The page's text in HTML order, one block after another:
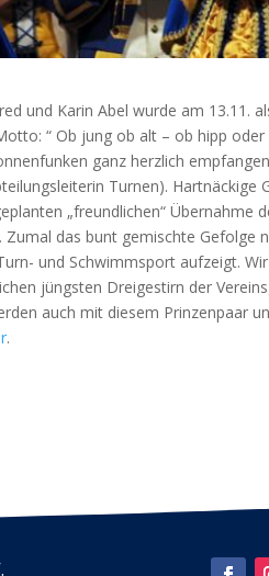
und Karin Abel wurde am 13.11.
“ Ob jung ob alt – ob hipp
ganz herzlich
Turnen). Hartnäckige
„freundlichen“ Übernahme
das bunt gemischte Gefolge
und Schwimmsport aufzeigt.
jüngsten Dreigestirn der
auch mit diesem Prinzenpaar
.